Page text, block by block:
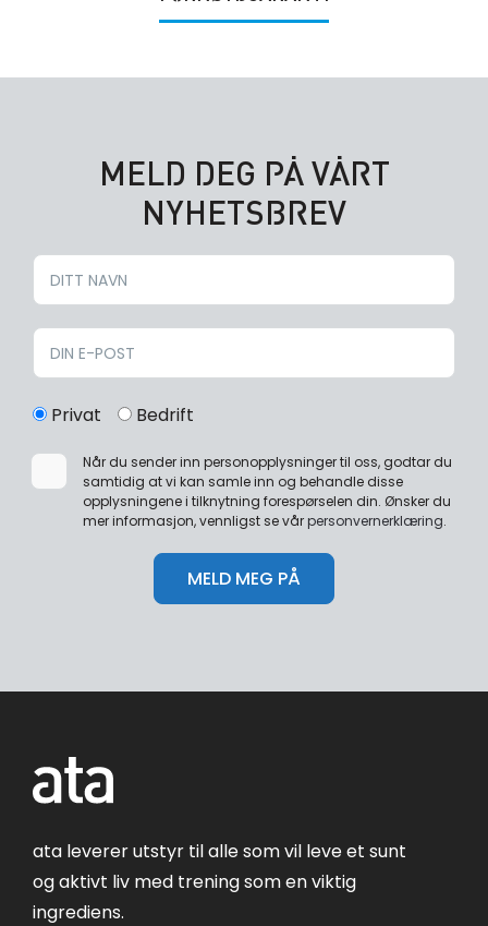
MELD DEG PÅ VÅRT
NYHETSBREV
Privat Bedrift
Når du sender inn personopplysninger til oss, godtar du
samtidig at vi kan samle inn og behandle disse
opplysningene i tilknytning forespørselen din. Ønsker du
mer informasjon, vennligst se vårpersonvernerklæring.
ata leverer utstyr til alle som vil leve et sunt
og aktivt liv med trening som en viktig
ingrediens.